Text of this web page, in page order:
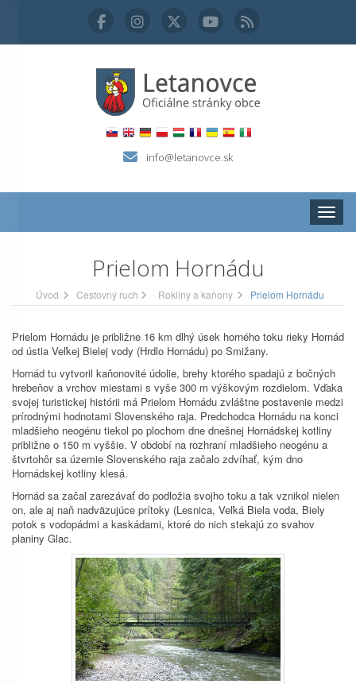
info@letanovce.sk
Prielom Hornádu
Úvod Cestovný ruch Rokliny a kaňony Prielom Hornádu
Prielom Hornádu je približne 16 km dlhý úsek horného toku rieky Hornád
od ústia Veľkej Bielej vody (Hrdlo Hornádu) po Smižany.
Hornád tu vytvoril kaňonovité údolie, brehy ktorého spadajú z bočných
hrebeňov a vrchov miestami s vyše 300 m výškovým rozdielom. Vďaka
svojej turistickej histórii má Prielom Hornádu zvláštne postavenie medzi
prírodnými hodnotami Slovenského raja. Predchodca Hornádu na konci
mladšieho neogénu tiekol po plochom dne dnešnej Hornádskej kotliny
približne o 150 m vyššie. V období na rozhraní mladšieho neogénu a
štvrtohôr sa územie Slovenského raja začalo zdvíhať, kým dno
Hornádskej kotliny klesá.
Hornád sa začal zarezávať do podložia svojho toku a tak vznikol nielen
on, ale aj naň nadväzujúce prítoky (Lesnica, Veľká Biela voda, Biely
potok s vodopádmi a kaskádami, ktoré do nich stekajú zo svahov
planiny Glac.